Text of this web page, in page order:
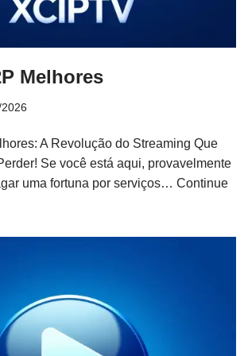
Melhores
A Revolução do Streaming Que
Se você está aqui, provavelmente
uma fortuna por serviços… Continue